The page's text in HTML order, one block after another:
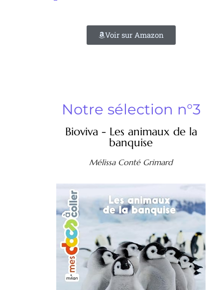
Voir sur Amazon
Notre sélection n°3
Bioviva - Les animaux de la
banquise
Mélissa Conté Grimard